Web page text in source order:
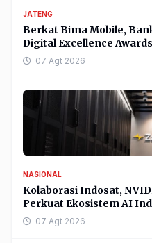
JATENG
Berkat Bima Mobile,
Digital Excellence
07 Agt 2026
NASIONAL
Kolaborasi Indosat,
Perkuat Ekosistem AI
07 Agt 2026